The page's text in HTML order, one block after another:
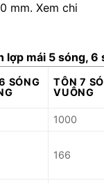
mm. Xem chi
mái 5 sóng,
SÓNG
TÔN 7
VUÔNG
1000
166